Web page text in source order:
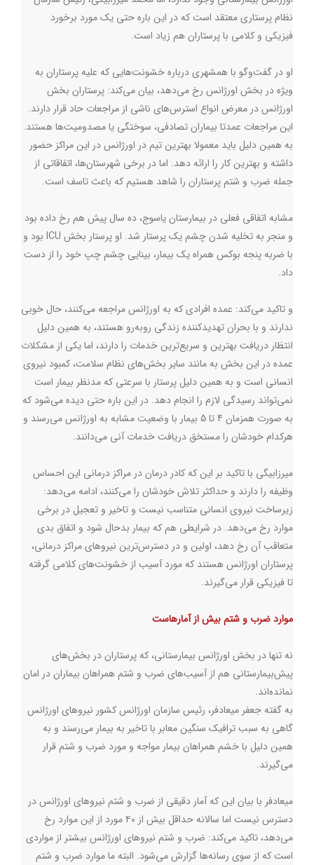
نظام پرستاری معتقد است که در این باره حتی یک مورد برخورد
فیزیکی و کلامی با پرستاران هم زیاد است.
او در گفت‌وگو با همشهری درباره خشونت‌هایی که علیه پرستاران به
ویژه در بخش اورژانس رخ می‌دهد، بیان می‌کند: پرستاران بخش
اورژانس در معرض انواع استرس‌های ناشی از مراجعات حاد قرار دارند.
این مراجعات عمدتا بیماران تصادفی، سوختگی یا مصدومیت‌ها هستند.
به همین دلیل باید معمولا بهترین تیم در اورژانس در این مراکز حضور
داشته و بهترین کار را ارائه دهد. اما در برخی شهرستان‌ها، اتفاقاتی از
جمله ضرب و شتم پرستاران را شاهد هستیم که باعث تاسف است.
مشابه اتفاقی فعلی در بیمارستان یاسوج، ده سال پیش هم رخ داده بود
و منجر به تخلیه شدن چشم یک پرستار شد. او پرستار بخش ICU بود و
با ضربه پنجه بوکس همراه یک بیمار، بینایی چشم چپ خود را از دست
داد.‌
و تاکید می‌کند: عمده افرادی که به اورژانس مراجعه می‌کنند، حال خوبی
ندارند و با بحران تهدیدکننده زندگی روبه‌رو هستند، به همین دلیل
انتظار دریافت بهترین و سریع‌ترین خدمات را دارند، اما یکی از مشکلات
عمده در این بخش به مانند سایر بخش‌های نظام سلامت، کمبود نیروی
انسانی است و به همین دلیل پرستار با سرعتی که مدنظر بیمار است
نمی‌تواند رسیدگی لازم را انجام دهد. در این باره حتی دیده می‌شود که
به صورت همزمان 4 تا 5 بیمار با وضعیت مشابه به اورژانس می‌رسند و
هرکدام خودشان را مستخق دریافت خدمات آنی می‌دانند.
میرزابیگی با تاکید بر این که کادر درمان در مراکز درمانی این احساس
وظیفه را دارند و حداکثر تلاش خودشان را می‌کنند، ادامه می‌دهد:
زیرساخت نیروی انسانی متناسب نیست و تاخیر و تعجیل در برخی
موارد رخ می‌دهد. در شرایطی هم که بیمار بدحال شود و اتفاق بدی
متعاقب آن رخ دهد، اولین و در دسترس‌ترین نیروهای مراکز درمانی،
پرستاران اورژانس هستند که مورد آسیب از خشونت‌های کلامی گرفته
تا فیزیکی قرار می‌گیرند.
موارد ضرب و شتم بیش از آمارهاست
نه تنها در بخش اورژانس بیمارستانی، که پرستاران در بخش‌های
پیش‌بیمارستانی هم از آسیب‌های ضرب و شتم همراهان بیماران در امان
نمانده‌اند.
به گفته جعفر میعادفر، رئیس سازمان اورژانس کشور نیروهای اورژانس
گاهی به سبب ترافیک سنگین معابر با تاخیر به بیمار می‌رسند و به
همین دلیل با خشم همراهان بیمار مواجه و مورد ضرب و شتم قرار
می‌گیرند.
میعادفر با بیان این که آمار دقیقی از ضرب و شتم نیروهای اورژانس در
دسترس نیست اما سالانه حداقل بیش از ۴۰ مورد از این موارد رخ
می‌دهد، تاکید می‌کند: ضرب و شتم نیروهای اورژانس بیشتر از مواردی
است که از سوی رسانه‌ها گزارش می‌شود. البته ما موارد ضرب و شتم